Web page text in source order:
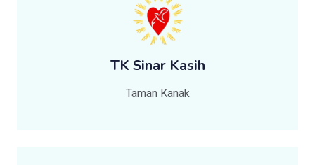
TK Sinar Kasih
Taman Kanak